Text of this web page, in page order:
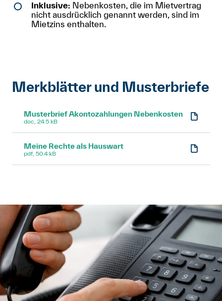
Inklusive: Nebenkosten, die im Mietvertrag
nicht ausdrücklich genannt werden, sind im
Mietzins enthalten.
Merkblätter und Musterbriefe
Musterbrief Akontozahlungen Nebenkosten
doc, 24.5 kB
Meine Rechte als Hauswart
pdf, 50.4 kB